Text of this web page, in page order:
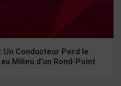
Un Conducteur Perd le
Milieu d’un Rond-Point